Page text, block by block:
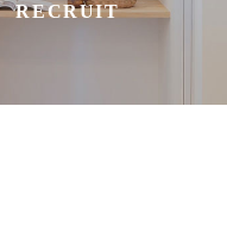
RECRUIT